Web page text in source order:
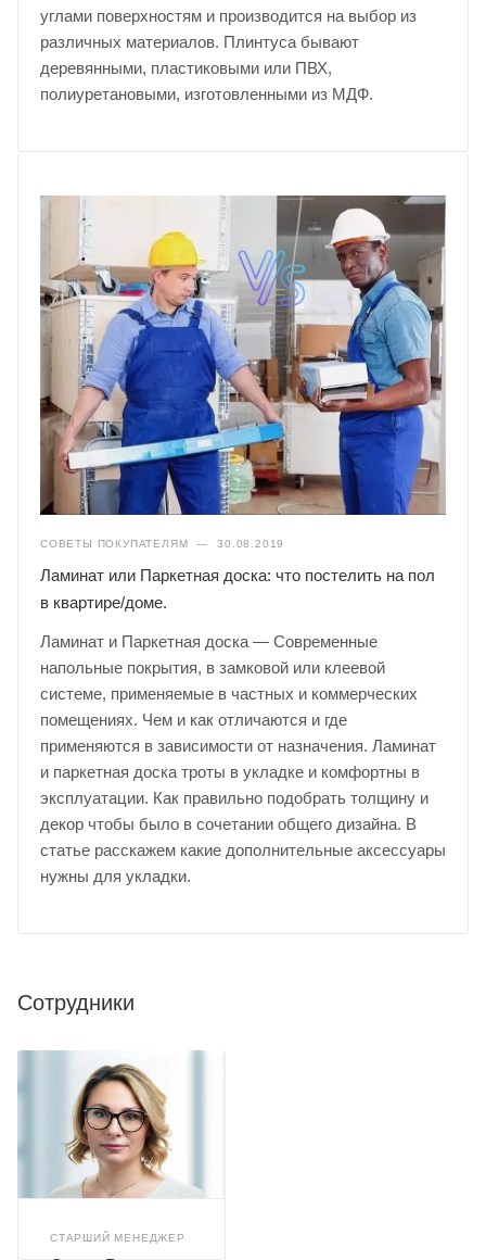
углами поверхностям и производится на выбор из
различных материалов. Плинтуса бывают
деревянными, пластиковыми или ПВХ,
полиуретановыми, изготовленными из МДФ.
СОВЕТЫ ПОКУПАТЕЛЯМ — 30.08.2019
Ламинат или Паркетная доска: что постелить на пол
в квартире/доме.
Ламинат и Паркетная доска — Современные
напольные покрытия, в замковой или клеевой
системе, применяемые в частных и коммерческих
помещениях. Чем и как отличаются и где
применяются в зависимости от назначения. Ламинат
и паркетная доска троты в укладке и комфортны в
эксплуатации. Как правильно подобрать толщину и
декор чтобы было в сочетании общего дизайна. В
статье расскажем какие дополнительные аксессуары
нужны для укладки.
Сотрудники
СТАРШИЙ МЕНЕДЖЕР